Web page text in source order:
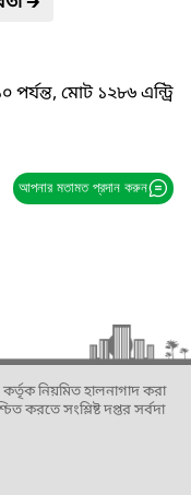
মোট ১২৮৬ এন্ট্রি
আপনার মতামত প্রদান করুন
নিয়মিত হালনাগাদ করা
করতে সংশ্লিষ্ট দপ্তর সর্বদা